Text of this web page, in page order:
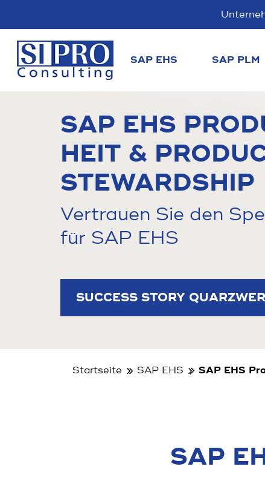
SAP EHS SAP PLM
SAP EHS
HEIT &
STEWARDSHIP
Vertrauen Sie den
für SAP EHS
SUCCESS STORY
Startseite SAP EHS SAP EHS
SAP